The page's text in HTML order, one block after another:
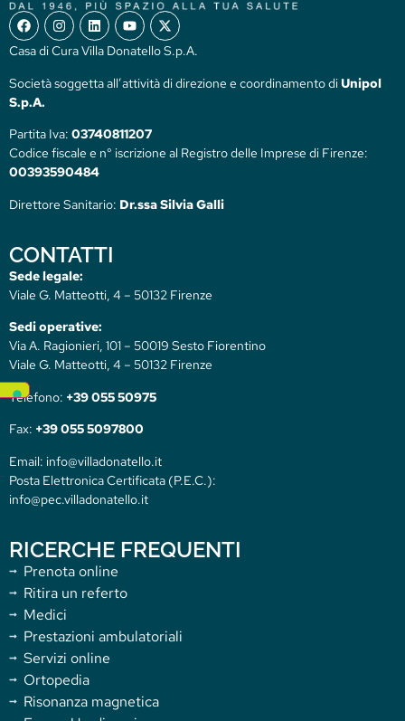
Casa di Cura Villa Donatello S.p.A.
Società soggetta all’attività di direzione e coordinamento diUnipol
S.p.A.
Partita Iva: 03740811207
Codice fiscale e n° iscrizione al Registro delle Imprese di Firenze:
00393590484
Direttore Sanitario: Dr.ssa Silvia Galli
CONTATTI
Sede legale:
Viale G. Matteotti, 4 – 50132 Firenze
Sedi operative:
Via A. Ragionieri, 101 – 50019 Sesto Fiorentino
Viale G. Matteotti, 4 – 50132 Firenze
Telefono: +39 055 50975
Fax: +39 055 5097800
Email: info@villadonatello.it
Posta Elettronica Certificata (P.E.C.):
info@pec.villadonatello.it
RICERCHE FREQUENTI
Prenota online
Ritira un referto
Medici
Prestazioni ambulatoriali
Servizi online
Ortopedia
Risonanza magnetica